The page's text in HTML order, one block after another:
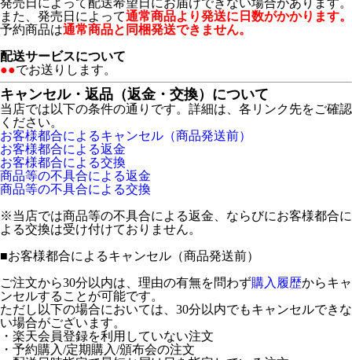
発売日によって配送希望日にお届けできない場合があります。
また、発売日によって通常商品より発送に日数がかかります。
予約商品は通常商品と同梱発送できません。
配送サービスについて
●●でお送りします。
キャンセル・返品（返金・交換）について
当店では以下の条件の通りです。詳細は、各リンク先をご確認
ください。
お客様都合によるキャンセル（商品発送前）
お客様都合による返金
お客様都合による交換
商品等の不具合による返金
商品等の不具合による交換
※当店では商品等の不具合による返金、ならびにお客様都合に
よる交換は受け付けておりません。
■お客様都合によるキャンセル（商品発送前）
ご注文から30分以内は、理由の有無を問わず購入履歴からキャ
ンセルすることが可能です。
ただし以下の場合においては、30分以内でもキャンセルできな
い場合がございます。
・楽天会員登録を利用していない注文
・予約購入/定期購入/頒布会の注文